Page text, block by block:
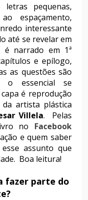
pequenas,
espaçamento,
interessante
até se revelar em
narrado em 1ª
e epílogo,
as questões são
o essencial se
é reprodução
da artista plástica
Villela. Pelas
no Facebook
e quem saber
assunto que
Boa leitura!
fazer parte do